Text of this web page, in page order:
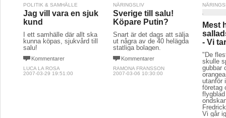
POLITIK & SAMHÄLLE
Jag vill vara en sjuk
kund
I ett samhälle där allt ska
kunna köpas, sjukvård till
salu!
Kommentarer
LUCA LA ROSA
2007-03-29 19:51:00
NÄRINGSLIV
Sverige till salu!
Köpare Putin?
Snart är det dags att sälja
ut några av de 40 helägda
statliga bolagen.
Kommentarer
RAMONA FRANSSON
2007-03-06 10:30:00
Mest
- Vi
"De
skulle
gubbar
utanför
företag
Vi går